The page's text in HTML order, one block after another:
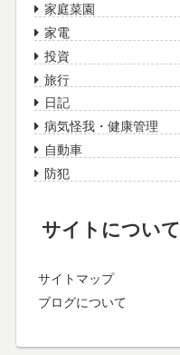
家庭菜園
家電
投資
旅行
日記
病気怪我・健康管理
自動車
防犯
サイトについて
サイトマップ
ブログについて